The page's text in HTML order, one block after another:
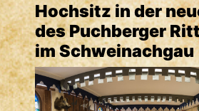
Hochsitz in der
des Puchberger
im Schweinachgau